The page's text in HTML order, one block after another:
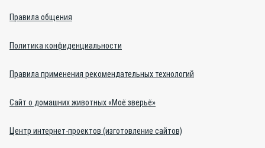
Правила общения
Политика конфиденциальности
Правила применения рекомендательных технологий
Сайт о домашних животных «Моё зверьё»
Центр интернет-проектов (изготовление сайтов)